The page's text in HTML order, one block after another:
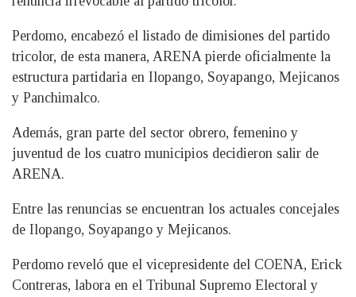
Perdomo, encabezó el listado de dimisiones del partido
tricolor, de esta manera, ARENA pierde oficialmente la
estructura partidaria en Ilopango, Soyapango, Mejicanos
y Panchimalco.
Además, gran parte del sector obrero, femenino y
juventud de los cuatro municipios decidieron salir de
ARENA.
Entre las renuncias se encuentran los actuales concejales
de Ilopango, Soyapango y Mejicanos.
Perdomo reveló que el vicepresidente del COENA, Erick
Contreras, labora en el Tribunal Supremo Electoral y